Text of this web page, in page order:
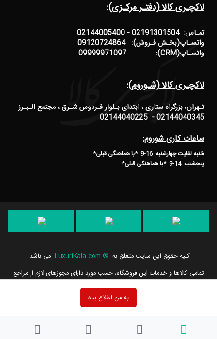
به من اطلاع بده
لاکچـری کالا (دفتـر مرکـزی):
تمـاس: 02191301504 - 02144005400
واتسـاپ(بخـش فـروش): 09120724864
واتسـاپ(CRM): 09999971097
لاکچـری کالا (شـوروم):
تـهران، بزرگراه ستاری ، ابتدای بـلوار فـردوس شـرق ، مجتمع الـبـرز
02144040345 - 02144040225
ساعات کاری شوروم:
شنبه لغایت چهارشنبه 16-9 * با هماهنگی قبلی*
پنجشنبه 14-9
*با هماهنگی قبلی*
کلیه حقوق این سایت متعلق به ®
LuxuriKala.com می باشد.
تمامی كالاها و خدمات این فروشگاه، حسب مورد دارای مجوزهای لازم از مراجع
مربوطه می باشند و فعالیت های این سایت تابع قوانین و مقررات جمهوری